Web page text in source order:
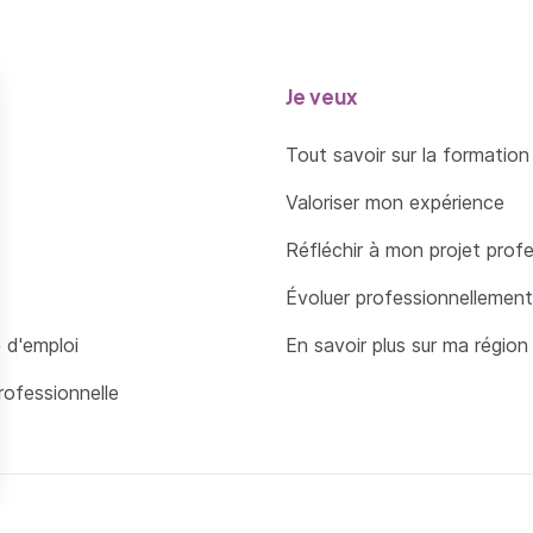
le coût et le prix d’une solution de transport et de
la rentabilité d’une solution de transport et de
d'emploi
Je veux
Tout savoir sur la formation
Valoriser mon expérience
Réfléchir à mon projet
Évoluer professionnellement
En savoir plus sur ma région